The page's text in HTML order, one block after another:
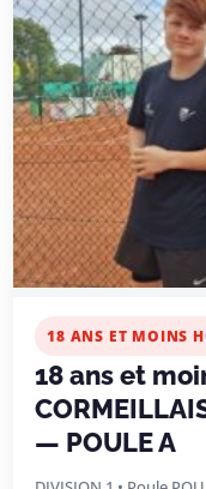
18 ANS ET MOINS
18 ans et
— POULE A